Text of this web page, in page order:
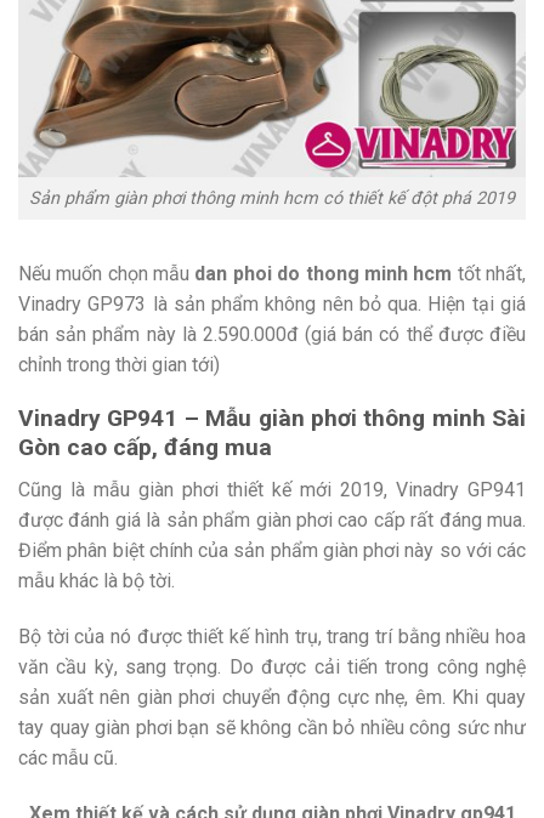
Sản phẩm giàn phơi thông minh hcm có thiết kế đột phá 2019
Nếu muốn chọn mẫu dan phoi do thong minh hcm tốt nhất,
Vinadry GP973 là sản phẩm không nên bỏ qua. Hiện tại giá
bán sản phẩm này là 2.590.000đ (giá bán có thể được điều
chỉnh trong thời gian tới)
Vinadry GP941 – Mẫu giàn phơi thông minh Sài
Gòn cao cấp, đáng mua
Cũng là mẫu giàn phơi thiết kế mới 2019, Vinadry GP941
được đánh giá là sản phẩm giàn phơi cao cấp rất đáng mua.
Điểm phân biệt chính của sản phẩm giàn phơi này so với các
mẫu khác là bộ tời.
Bộ tời của nó được thiết kế hình trụ, trang trí bằng nhiều hoa
văn cầu kỳ, sang trọng. Do được cải tiến trong công nghệ
sản xuất nên giàn phơi chuyển động cực nhẹ, êm. Khi quay
tay quay giàn phơi bạn sẽ không cần bỏ nhiều công sức như
các mẫu cũ.
Xem thiết kế và cách sử dụng giàn phơi Vinadry gp941